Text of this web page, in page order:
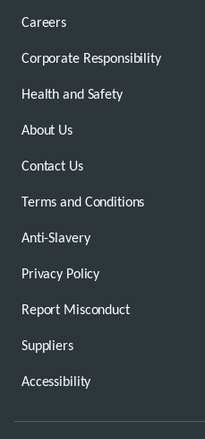
Careers
Corporate Responsibility
Health and Safety
About Us
Contact Us
Terms and Conditions
Anti-Slavery
Privacy Policy
Report Misconduct
Suppliers
Accessibility